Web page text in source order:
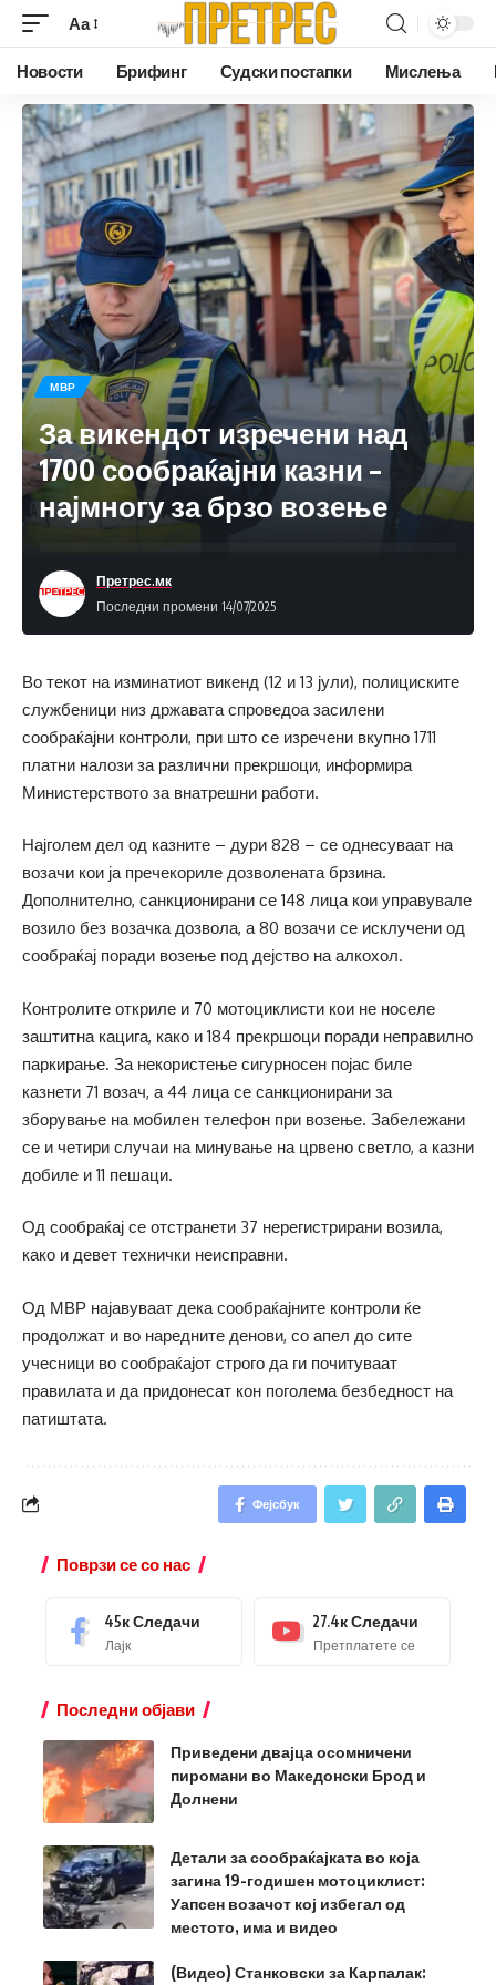
Аа
Новости Брифинг Судски постапки Мислења
МВР
За викендот изречени над
1700 сообраќајни казни –
најмногу за брзо возење
Последни промени 14/07/2025
Претрес.мк
Во текот на изминатиот викенд (12 и 13 јули), полициските
службеници низ државата спроведоа засилени
сообраќајни контроли, при што се изречени вкупно 1711
платни налози за различни прекршоци, информира
Министерството за внатрешни работи.
Најголем дел од казните – дури 828 – се однесуваат на
возачи кои ја пречекориле дозволената брзина.
Дополнително, санкционирани се 148 лица кои управувале
возило без возачка дозвола, а 80 возачи се исклучени од
сообраќај поради возење под дејство на алкохол.
Контролите откриле и 70 мотоциклисти кои не носеле
заштитна кацига, како и 184 прекршоци поради неправилно
паркирање. За некористење сигурносен појас биле
казнети 71 возач, а 44 лица се санкционирани за
зборување на мобилен телефон при возење. Забележани
се и четири случаи на минување на црвено светло, а казни
добиле и 11 пешаци.
Од сообраќај се отстранети 37 нерегистрирани возила,
како и девет технички неисправни.
Од МВР најавуваат дека сообраќајните контроли ќе
продолжат и во наредните денови, со апел до сите
учесници во сообраќајот строго да ги почитуваат
правилата и да придонесат кон поголема безбедност на
патиштата.
Фејсбук
Поврзи се со нас
45кСледачи
Лајк
27.4кСледачи
Претплатете се
Последни објави
Приведени двајца осомничени
пиромани во Македонски Брод и
Долнени
Детали за сообраќајката во која
загина 19-годишен мотоциклист:
Уапсен возачот кој избегал од
местото, има и видео
(Видео) Станковски за Карпалак: